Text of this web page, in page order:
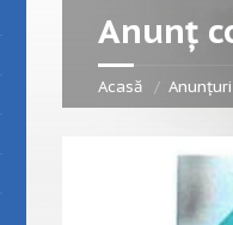
Anunț
Acasă Anunțuri